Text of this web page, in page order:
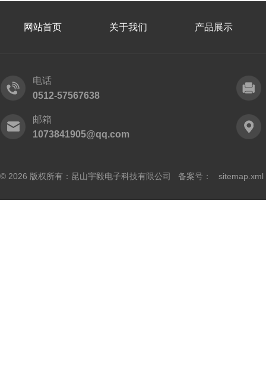
网站首页 关于我们 产品展示
电话
0512-57567638
邮箱
1073841905@qq.com
© 2026 版权所有：昆山宇毅电子科技有限公司 备案号： sitemap.xml